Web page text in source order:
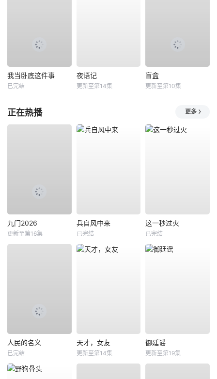
我当卧底这件事
已完结
夜语记
更新至第14集
盲盒
更新至第10集
正在热播 更多
九门2026
更新至第16集
兵自风中来
已完结
这一秒过火
已完结
人民的名义
已完结
天才，女友
更新至第14集
御廷谣
更新至第19集